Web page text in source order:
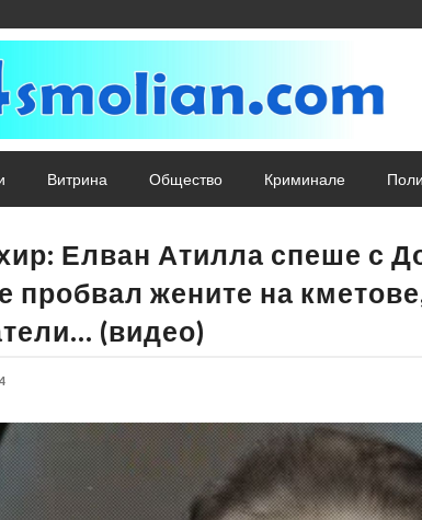
Витрина Общество Криминале
Елван Атилла спеше с
пробвал жените на
(видео)